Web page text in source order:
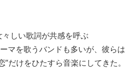
しい歌詞が共感を呼ぶ
マを歌うバンドも多いが、彼らは
だけをひたすら音楽にしてきた。